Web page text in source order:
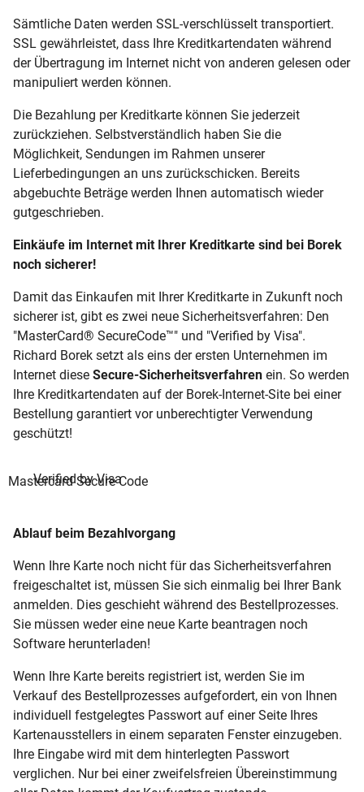
Sämtliche Daten werden SSL-verschlüsselt transportiert.
SSL gewährleistet, dass Ihre Kreditkartendaten während
der Übertragung im Internet nicht von anderen gelesen oder
manipuliert werden können.
Die Bezahlung per Kreditkarte können Sie jederzeit
zurückziehen. Selbstverständlich haben Sie die
Möglichkeit, Sendungen im Rahmen unserer
Lieferbedingungen an uns zurückschicken. Bereits
abgebuchte Beträge werden Ihnen automatisch wieder
gutgeschrieben.
Einkäufe im Internet mit Ihrer Kreditkarte sind bei Borek
noch sicherer!
Damit das Einkaufen mit Ihrer Kreditkarte in Zukunft noch
sicherer ist, gibt es zwei neue Sicherheitsverfahren: Den
"MasterCard® SecureCode™" und "Verified by Visa".
Richard Borek setzt als eins der ersten Unternehmen im
Internet diese Secure-Sicherheitsverfahren ein. So werden
Ihre Kreditkartendaten auf der Borek-Internet-Site bei einer
Bestellung garantiert vor unberechtigter Verwendung
geschützt!
Ablauf beim Bezahlvorgang
Wenn Ihre Karte noch nicht für das Sicherheitsverfahren
freigeschaltet ist, müssen Sie sich einmalig bei Ihrer Bank
anmelden. Dies geschieht während des Bestellprozesses.
Sie müssen weder eine neue Karte beantragen noch
Software herunterladen!
Wenn Ihre Karte bereits registriert ist, werden Sie im
Verkauf des Bestellprozesses aufgefordert, ein von Ihnen
individuell festgelegtes Passwort auf einer Seite Ihres
Kartenausstellers in einem separaten Fenster einzugeben.
Ihre Eingabe wird mit dem hinterlegten Passwort
verglichen. Nur bei einer zweifelsfreien Übereinstimmung